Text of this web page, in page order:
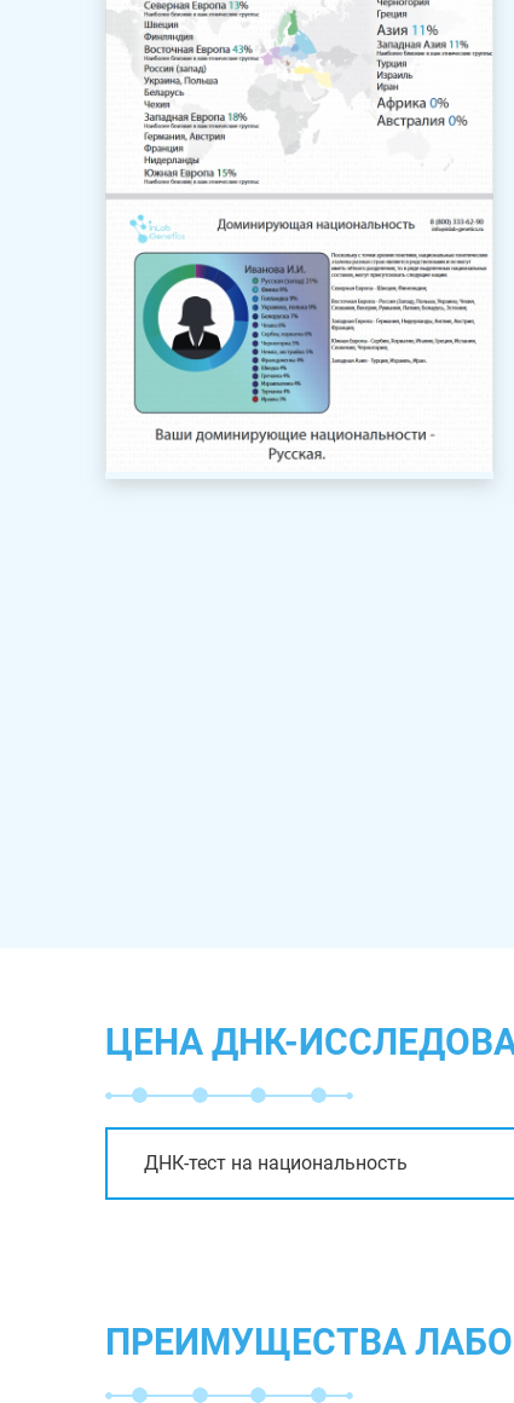
ЦЕНА ДНК-
ДНК-тест на национальность
ПРЕИМУЩЕСТВА